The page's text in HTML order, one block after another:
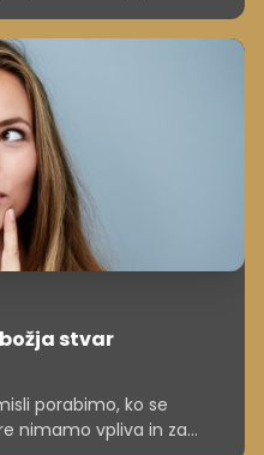
stvar
porabimo, ko se
nimamo vpliva in za